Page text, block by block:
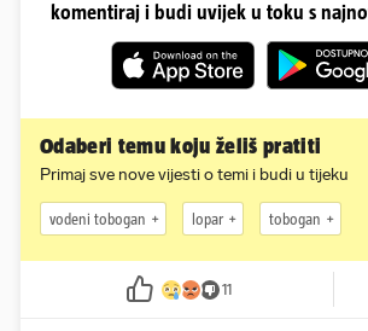
komentiraj i budi uvijek u toku s
Odaberi temu koju želiš pratiti
Primaj sve nove vijesti o temi i budi u tijeku
vodeni tobogan lopar tobogan
11